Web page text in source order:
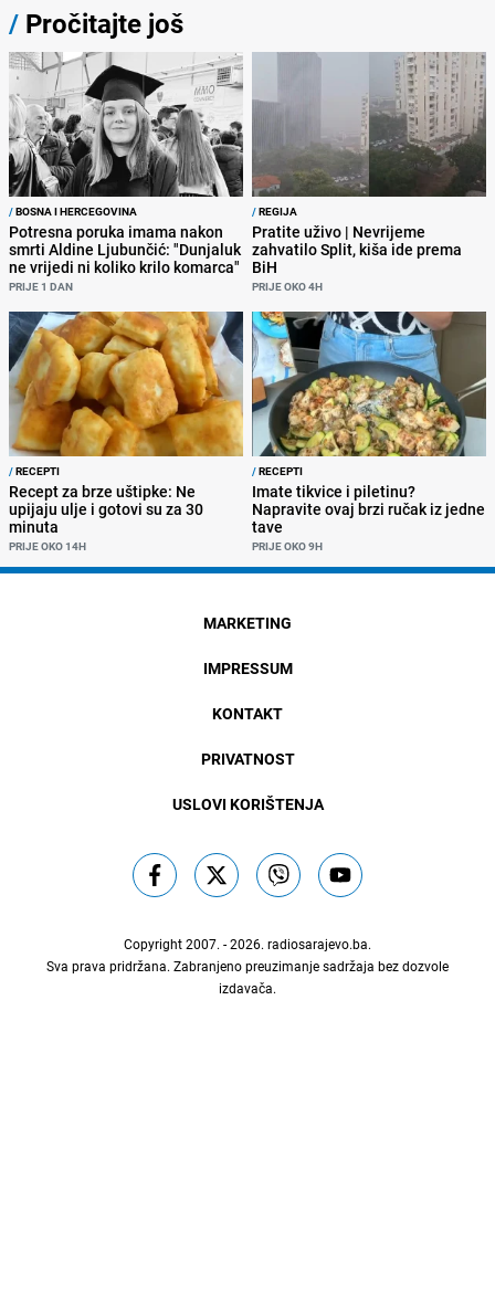
/ Pročitajte još
/BOSNA I HERCEGOVINA
Potresna poruka imama nakon
smrti Aldine Ljubunčić: "Dunjaluk
ne vrijedi ni koliko krilo komarca"
PRIJE 1 DAN
/REGIJA
Pratite uživo | Nevrijeme
zahvatilo Split, kiša ide prema
BiH
PRIJE OKO 4H
/RECEPTI
Recept za brze uštipke: Ne
upijaju ulje i gotovi su za 30
minuta
PRIJE OKO 14H
/RECEPTI
Imate tikvice i piletinu?
Napravite ovaj brzi ručak iz jedne
tave
PRIJE OKO 9H
MARKETING
IMPRESSUM
KONTAKT
PRIVATNOST
USLOVI KORIŠTENJA
Copyright 2007. - 2026. radiosarajevo.ba.
Sva prava pridržana. Zabranjeno preuzimanje sadržaja bez dozvole
izdavača.